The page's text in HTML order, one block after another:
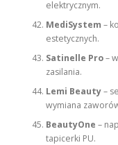
elektrycznym.
MediSystem –
estetycznych.
Satinelle Pro–
zasilania.
Lemi Beauty–
wymiana
BeautyOne –
tapicerki PU.